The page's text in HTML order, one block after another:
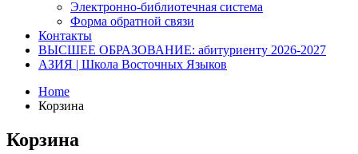
Электронно-библиотечная система
Форма обратной связи
Контакты
ВЫСШЕЕ ОБРАЗОВАНИЕ: абитуриенту 2026-2027
АЗИЯ | Школа Восточных Языков
Home
Корзина
Корзина